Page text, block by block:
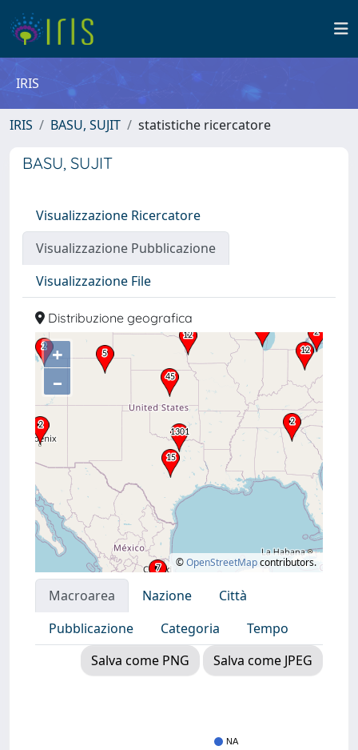
IRIS
IRIS BASU, SUJIT statistiche ricercatore
BASU, SUJIT
Visualizzazione Ricercatore
Visualizzazione Pubblicazione
Visualizzazione File
Distribuzione geografica
+
–
©OpenStreetMapcontributors.
Macroarea Nazione
Città
Pubblicazione
Categoria
Tempo
Salva come PNG
Salva come JPEG
NA